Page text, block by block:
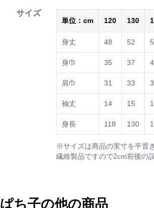
サイズ
単位：cm 120 130
身丈 48 52
身巾 35 37
肩巾 31 33
袖丈 14 15
身長 118 130
※サイズは商品の実寸を平置
繊維製品ですので2cm前後の
ぱち子の他の商品